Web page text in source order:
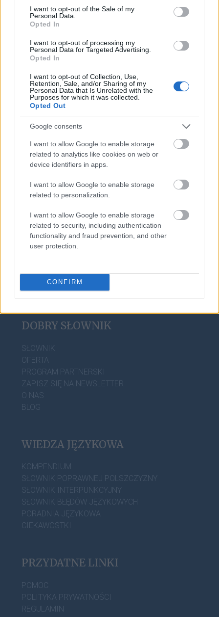
consent section.
I want to opt-out of the Sale of my
Personal Data.
Opted In
I want to opt-out of processing my
Personal Data for Targeted Advertising.
Opted In
I want to opt-out of Collection, Use,
Retention, Sale, and/or Sharing of my
Personal Data that Is Unrelated with the
Purposes for which it was collected.
Opted Out
Google consents
I want to allow Google to enable storage
related to analytics like cookies on web or
device identifiers in apps.
I want to allow Google to enable storage
related to personalization.
I want to allow Google to enable storage
related to security, including authentication
functionality and fraud prevention, and other
user protection.
CONFIRM
arpeggio
oboje
tabloid
gżegżółka
Tadż Mahal
Kaszub
DOBRY SŁOWNIK
SŁOWNIK
OFERTA
PROGRAM PARTNERSKI
ZAPISZ SIĘ NA NEWSLETTER
O NAS
BLOG
WIEDZA JĘZYKOWA
KOMPENDIUM
SŁOWNIK POPRAWNEJ POLSZCZYZNY
SŁOWNIK INTERPUNKCYJNY
SŁOWNIK BŁĘDÓW JĘZYKOWYCH
PORADNIA JĘZYKOWA
CIEKAWOSTKI
PRZYDATNE LINKI
POMOC
POLITYKA PRYWATNOŚCI
REGULAMIN